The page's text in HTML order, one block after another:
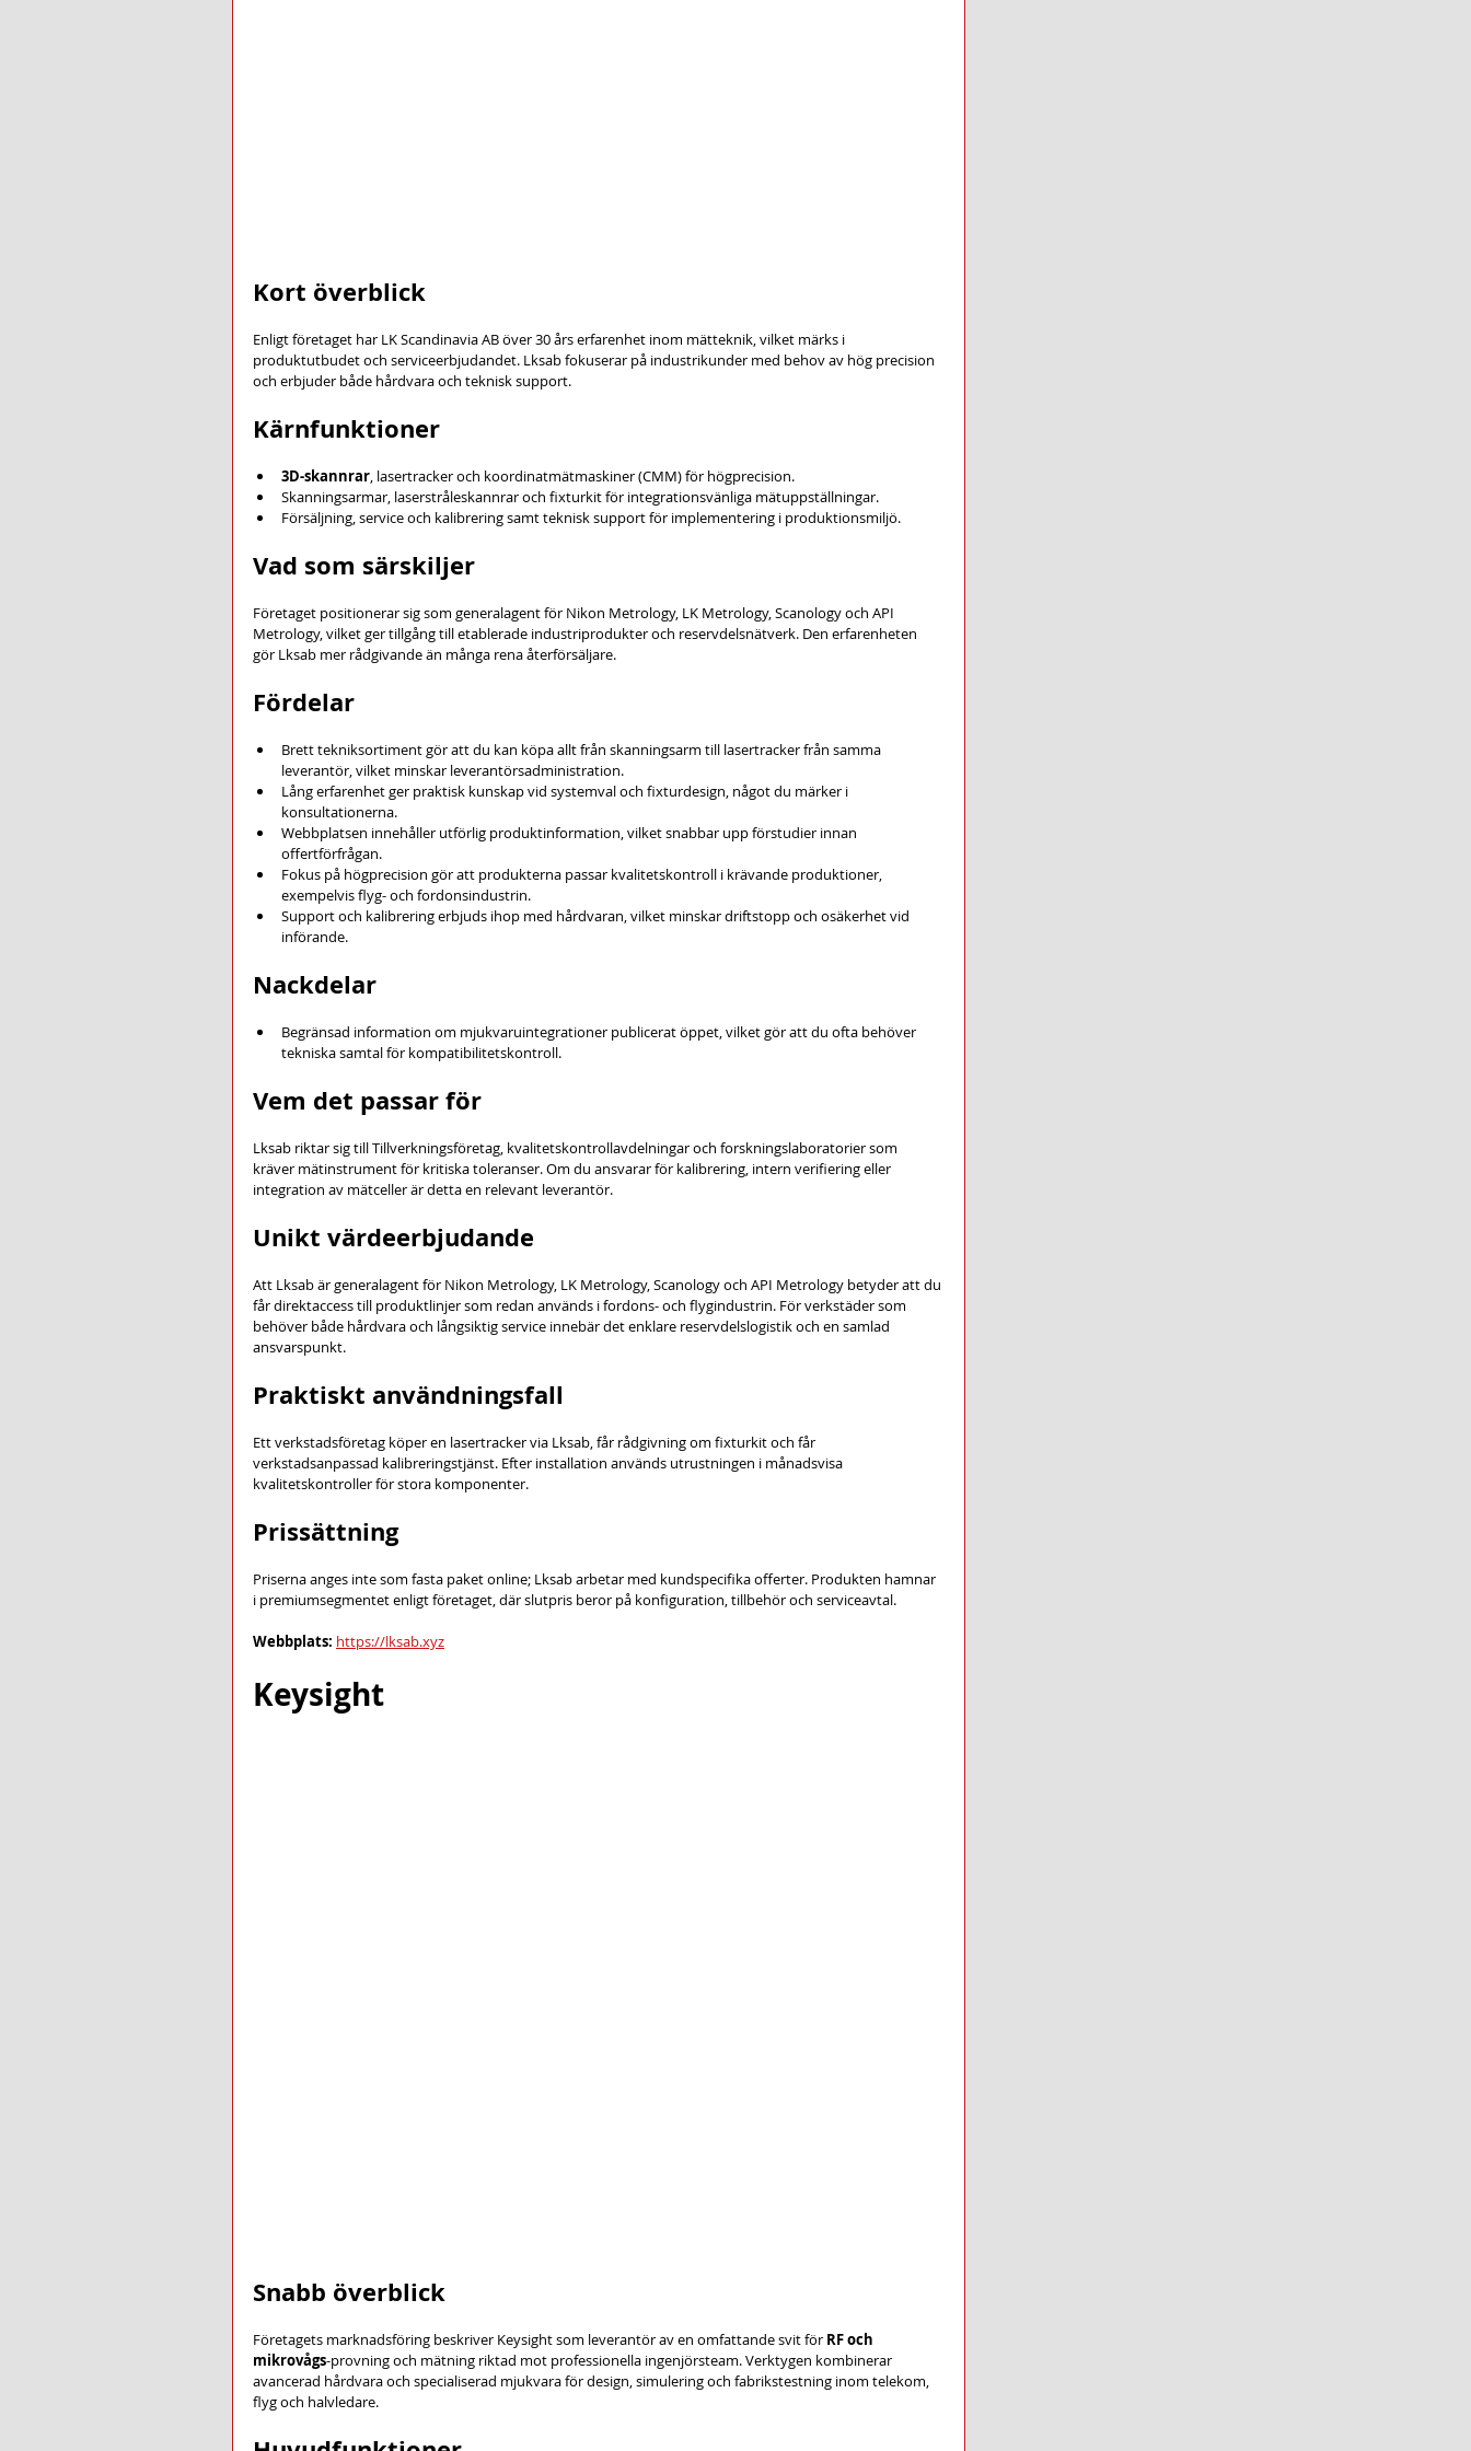
Kort överblick
Enligt företaget har LK Scandinavia AB över 30 års erfarenhet inom mätteknik, vilket märks i
produktutbudet och serviceerbjudandet. Lksab fokuserar på industrikunder med behov av hög precision
och erbjuder både hårdvara och teknisk support.
Kärnfunktioner
3D-skannrar, lasertracker och koordinatmätmaskiner (CMM) för högprecision.
Skanningsarmar, laserstråleskannrar och fixturkit för integrationsvänliga mätuppställningar.
Försäljning, service och kalibrering samt teknisk support för implementering i produktionsmiljö.
Vad som särskiljer
Företaget positionerar sig som generalagent för Nikon Metrology, LK Metrology, Scanology och API
Metrology, vilket ger tillgång till etablerade industriprodukter och reservdelsnätverk. Den erfarenheten
gör Lksab mer rådgivande än många rena återförsäljare.
Fördelar
Brett tekniksortiment gör att du kan köpa allt från skanningsarm till lasertracker från samma
leverantör, vilket minskar leverantörsadministration.
Lång erfarenhet ger praktisk kunskap vid systemval och fixturdesign, något du märker i
konsultationerna.
Webbplatsen innehåller utförlig produktinformation, vilket snabbar upp förstudier innan
offertförfrågan.
Fokus på högprecision gör att produkterna passar kvalitetskontroll i krävande produktioner,
exempelvis flyg- och fordonsindustrin.
Support och kalibrering erbjuds ihop med hårdvaran, vilket minskar driftstopp och osäkerhet vid
införande.
Nackdelar
Begränsad information om mjukvaruintegrationer publicerat öppet, vilket gör att du ofta behöver
tekniska samtal för kompatibilitetskontroll.
Vem det passar för
Lksab riktar sig till Tillverkningsföretag, kvalitetskontrollavdelningar och forskningslaboratorier som
kräver mätinstrument för kritiska toleranser. Om du ansvarar för kalibrering, intern verifiering eller
integration av mätceller är detta en relevant leverantör.
Unikt värdeerbjudande
Att Lksab är generalagent för Nikon Metrology, LK Metrology, Scanology och API Metrology betyder att du
får direktaccess till produktlinjer som redan används i fordons- och flygindustrin. För verkstäder som
behöver både hårdvara och långsiktig service innebär det enklare reservdelslogistik och en samlad
ansvarspunkt.
Praktiskt användningsfall
Ett verkstadsföretag köper en lasertracker via Lksab, får rådgivning om fixturkit och får
verkstadsanpassad kalibreringstjänst. Efter installation används utrustningen i månadsvisa
kvalitetskontroller för stora komponenter.
Prissättning
Priserna anges inte som fasta paket online; Lksab arbetar med kundspecifika offerter. Produkten hamnar
i premiumsegmentet enligt företaget, där slutpris beror på konfiguration, tillbehör och serviceavtal.
Webbplats: https://lksab.xyz
Keysight
Snabb överblick
Företagets marknadsföring beskriver Keysight som leverantör av en omfattande svit för RF och
mikrovågs-provning och mätning riktad mot professionella ingenjörsteam. Verktygen kombinerar
avancerad hårdvara och specialiserad mjukvara för design, simulering och fabrikstestning inom telekom,
flyg och halvledare.